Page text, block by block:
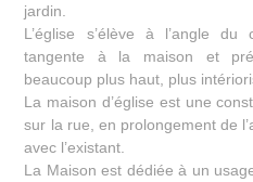
jardin.
L’église s’élève à l’angle du
tangente à la maison et
beaucoup plus haut, plus
La maison d’église est une
sur la rue, en prolongement de
avec l’existant.
La Maison est dédiée à un